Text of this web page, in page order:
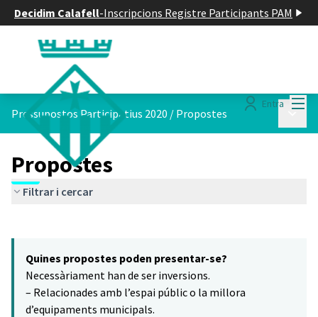
Decidim Calafell-Inscripcions Registre Participants PAM
Entra
Pressupostos Participatius 2020 / Propostes
Propostes
Filtrar i cercar
−
Quines propostes poden presentar-se?
Necessàriament han de ser inversions.
– Relacionades amb l’espai públic o la millora
d’equipaments municipals.